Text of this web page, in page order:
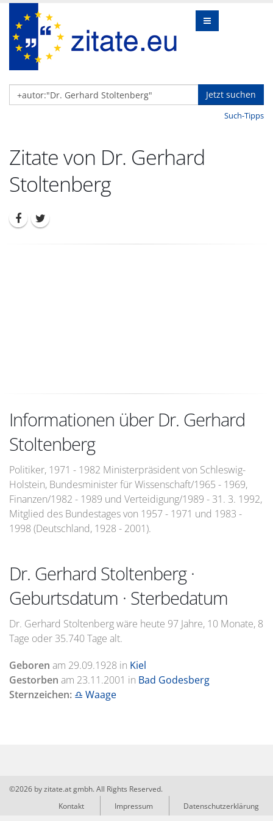
Jetzt suchen
Such-Tipps
Zitate von Dr. Gerhard
Stoltenberg
Informationen über Dr. Gerhard
Stoltenberg
Politiker, 1971 - 1982 Ministerpräsident von Schleswig-
Holstein, Bundesminister für Wissenschaft/1965 - 1969,
Finanzen/1982 - 1989 und Verteidigung/1989 - 31. 3. 1992,
Mitglied des Bundestages von 1957 - 1971 und 1983 -
1998 (Deutschland, 1928 - 2001).
Dr. Gerhard Stoltenberg ·
Geburtsdatum · Sterbedatum
Dr. Gerhard Stoltenberg wäre heute 97 Jahre, 10 Monate, 8
Tage oder 35.740 Tage alt.
Geboren am 29.09.1928 in Kiel
Gestorben am 23.11.2001 in Bad Godesberg
Sternzeichen: ♎ Waage
©2026 by zitate.at gmbh. All Rights Reserved.
Kontakt
Impressum Datenschutzerklärung